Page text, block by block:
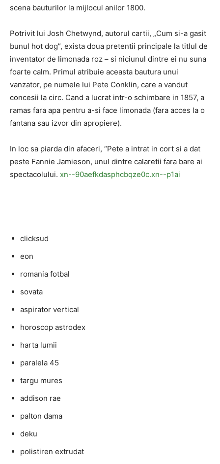
scena bauturilor la mijlocul anilor 1800.
Potrivit lui Josh Chetwynd, autorul cartii, „Cum si-a gasit
bunul hot dog”, exista doua pretentii principale la titlul de
inventator de limonada roz – si niciunul dintre ei nu suna
foarte calm. Primul atribuie aceasta bautura unui
vanzator, pe numele lui Pete Conklin, care a vandut
concesii la circ. Cand a lucrat intr-o schimbare in 1857, a
ramas fara apa pentru a-si face limonada (fara acces la o
fantana sau izvor din apropiere).
In loc sa piarda din afaceri, “Pete a intrat in cort si a dat
peste Fannie Jamieson, unul dintre calaretii fara bare ai
spectacolului. xn--90aefkdasphcbqze0c.xn--p1ai
clicksud
eon
romania fotbal
sovata
aspirator vertical
horoscop astrodex
harta lumii
paralela 45
targu mures
addison rae
palton dama
deku
polistiren extrudat